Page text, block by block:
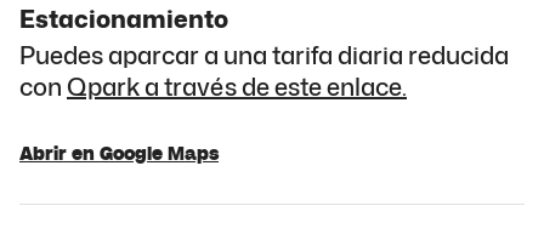
Estacionamiento
Puedes aparcar a una tarifa diaria reducida
conQpark a través de este enlace.
Abrir en Google Maps